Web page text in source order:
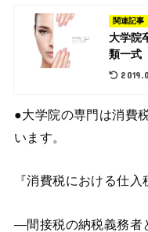
関連記事
大学院
類一式
●大学院の専門は消費
います。
『消費税における仕
―間接税の納税義務者